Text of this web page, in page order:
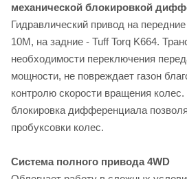
механической блокировкой
Гидравлический привод на
10M, на задние - Tuff Torq K664.
необходимости переключения
мощности, не повреждает газон
контролю скорости вращения
блокировка дифференциала
пробуксовки колес.
Система полного привода 4WD